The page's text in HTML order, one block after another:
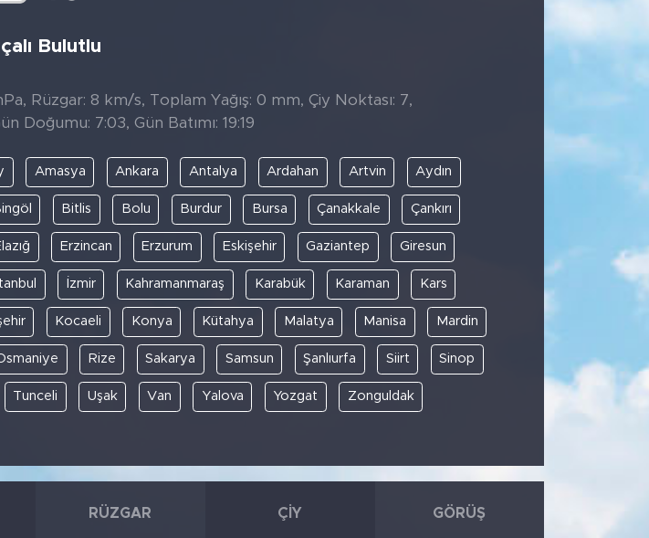
Bulutlu
hPa, Rüzgar: 8 km/s, Toplam Yağış: 0 mm, Çiy Noktası: 7,
Doğumu: 7:03, Gün Batımı: 19:19
Amasya Ankara Antalya Ardahan Artvin Aydın
Bitlis Bolu Burdur Bursa Çanakkale Çankırı
Erzincan Erzurum Eskişehir Gaziantep Giresun
İzmir Kahramanmaraş Karabük Karaman Kars
Kocaeli Konya Kütahya Malatya Manisa Mardin
Rize Sakarya Samsun Şanlıurfa Siirt Sinop
Tunceli Uşak Van Yalova Yozgat Zonguldak
RÜZGAR ÇIY GÖRÜŞ